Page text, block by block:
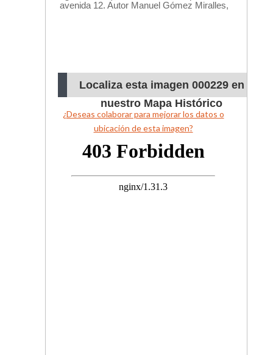
Localiza esta imagen 000229 en
nuestro Mapa Histórico
¿Deseas colaborar para mejorar los datos o
ubicación de esta imagen?